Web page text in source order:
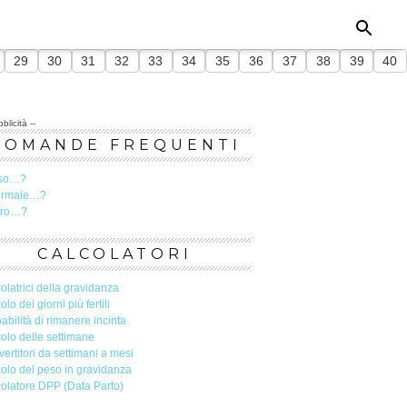
29 30 31 32 33 34 35 36 37 38 39 40
--
FREQUENTI
CALCOLATORI
della gravidanza
dei giorni più fertili
di rimanere incinta
delle settimane
da settimani a mesi
del peso in gravidanza
DPP (Data Parto)